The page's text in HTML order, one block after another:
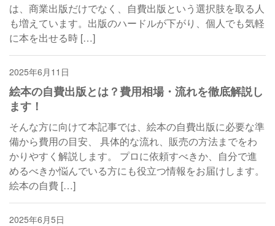
は、商業出版だけでなく、自費出版という選択肢を取る人
も増えています。出版のハードルが下がり、個人でも気軽
に本を出せる時 […]
2025年6月11日
絵本の自費出版とは？費用相場・流れを徹底解説し
ます！
そんな方に向けて本記事では、絵本の自費出版に必要な準
備から費用の目安、 具体的な流れ、販売の方法までをわ
かりやすく解説します。 プロに依頼すべきか、自分で進
めるべきか悩んでいる方にも役立つ情報をお届けします。
絵本の自費 […]
2025年6月5日